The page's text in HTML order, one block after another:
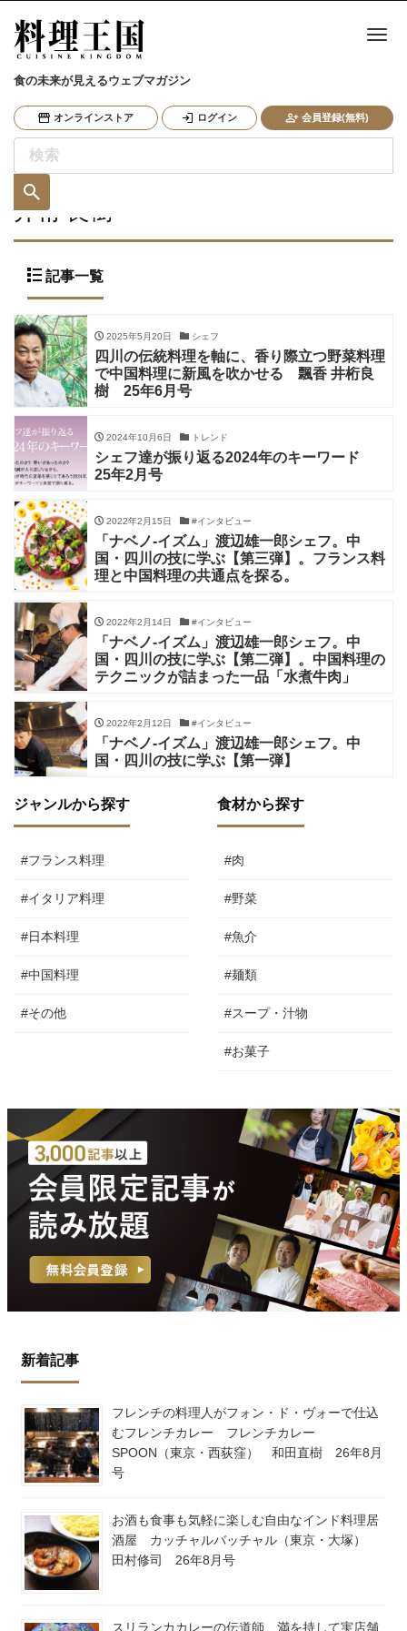
食の未来が見えるウェブマガジン
オンラインストア ログイン 会員登録(無料)
ナ
井桁 良樹
記事一覧
2025年5月20日 シェフ
四川の伝統料理を軸に、香り際立つ野菜料理
で中国料理に新風を吹かせる 飄香 井桁良
樹 25年6月号
2024年10月6日 トレンド
シェフ達が振り返る2024年のキーワード
25年2月号
2022年2月15日 #インタビュー
「ナベノ-イズム」渡辺雄一郎シェフ。中
国・四川の技に学ぶ【第三弾】。フランス料
理と中国料理の共通点を探る。
2022年2月14日 #インタビュー
「ナベノ-イズム」渡辺雄一郎シェフ。中
国・四川の技に学ぶ【第二弾】。中国料理の
テクニックが詰まった一品「水煮牛肉」
2022年2月12日 #インタビュー
「ナベノ-イズム」渡辺雄一郎シェフ。中
国・四川の技に学ぶ【第一弾】
ジャンルから探す
#フランス料理
#イタリア料理
#日本料理
#中国料理
#その他
食材から探す
#肉
#野菜
#魚介
#麺類
#スープ・汁物
#お菓子
新着記事
フレンチの料理人がフォン・ド・ヴォーで仕込
むフレンチカレー フレンチカレー
SPOON（東京・西荻窪） 和田直樹 26年8月
号
お酒も食事も気軽に楽しむ自由なインド料理居
酒屋 カッチャルバッチャル（東京・大塚）
田村修司 26年8月号
スリランカカレーの伝道師、満を持して実店舗